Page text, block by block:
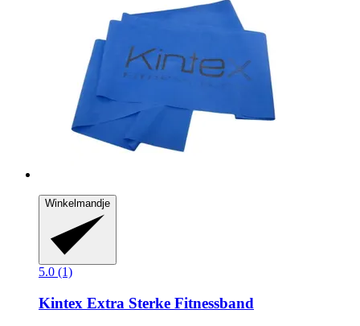
Winkelmandje
5.0 (1)
Kintex Extra Sterke Fitnessband